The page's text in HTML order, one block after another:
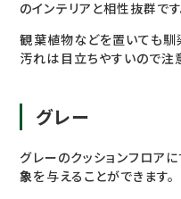
のインテリアと相性抜群です
観葉植物などを置いても馴
汚れは目立ちやすいので注
グレー
グレーのクッションフロアに
象を与えることができます。